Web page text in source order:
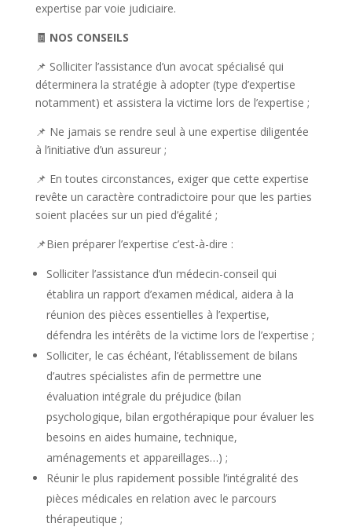
expertise par voie judiciaire.
🧾 NOS CONSEILS
📌 Solliciter l’assistance d’un avocat spécialisé qui
déterminera la stratégie à adopter (type d’expertise
notamment) et assistera la victime lors de l’expertise ;
📌 Ne jamais se rendre seul à une expertise diligentée
à l’initiative d’un assureur ;
📌 En toutes circonstances, exiger que cette expertise
revête un caractère contradictoire pour que les parties
soient placées sur un pied d’égalité ;
📌Bien préparer l’expertise c’est-à-dire :
Solliciter l’assistance d’un médecin-conseil qui
établira un rapport d’examen médical, aidera à la
réunion des pièces essentielles à l’expertise,
défendra les intérêts de la victime lors de l’expertise ;
Solliciter, le cas échéant, l’établissement de bilans
d’autres spécialistes afin de permettre une
évaluation intégrale du préjudice (bilan
psychologique, bilan ergothérapique pour évaluer les
besoins en aides humaine, technique,
aménagements et appareillages…) ;
Réunir le plus rapidement possible l’intégralité des
pièces médicales en relation avec le parcours
thérapeutique ;